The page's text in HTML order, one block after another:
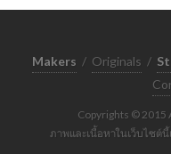
Makers / Originals /
Copyrights © 2015
ภาพและเนื้อหาในเว็บไซ